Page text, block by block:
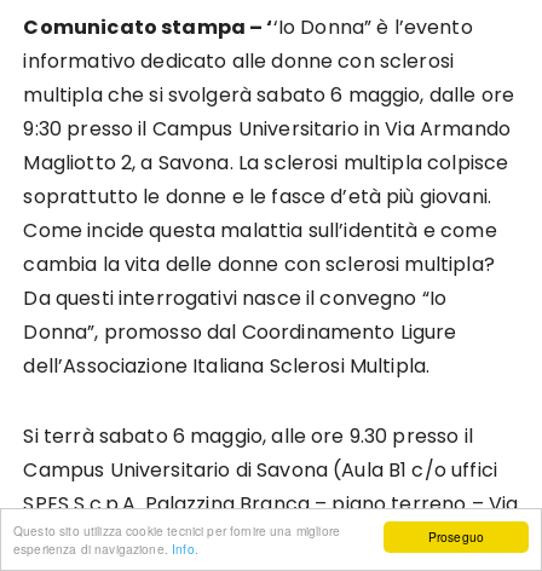
Proseguo
Questo sito utilizza cookie tecnici per fornire una migliore
esperienza di navigazione. Info.
Comunicato stampa – ‘‘Io Donna” è l’evento
informativo dedicato alle donne con sclerosi
multipla che si svolgerà sabato 6 maggio, dalle ore
9:30 presso il Campus Universitario in Via Armando
Magliotto 2, a Savona. La sclerosi multipla colpisce
soprattutto le donne e le fasce d’età più giovani.
Come incide questa malattia sull’identità e come
cambia la vita delle donne con sclerosi multipla?
Da questi interrogativi nasce il convegno “Io
Donna”, promosso dal Coordinamento Ligure
dell’Associazione Italiana Sclerosi Multipla.
Si terrà sabato 6 maggio, alle ore 9.30 presso il
Campus Universitario di Savona (Aula B1 c/o uffici
SPES S.c.p.A. Palazzina Branca – piano terreno – Via
A. Magliotto, 2 – 2/2A – SAVONA) Un incontro che